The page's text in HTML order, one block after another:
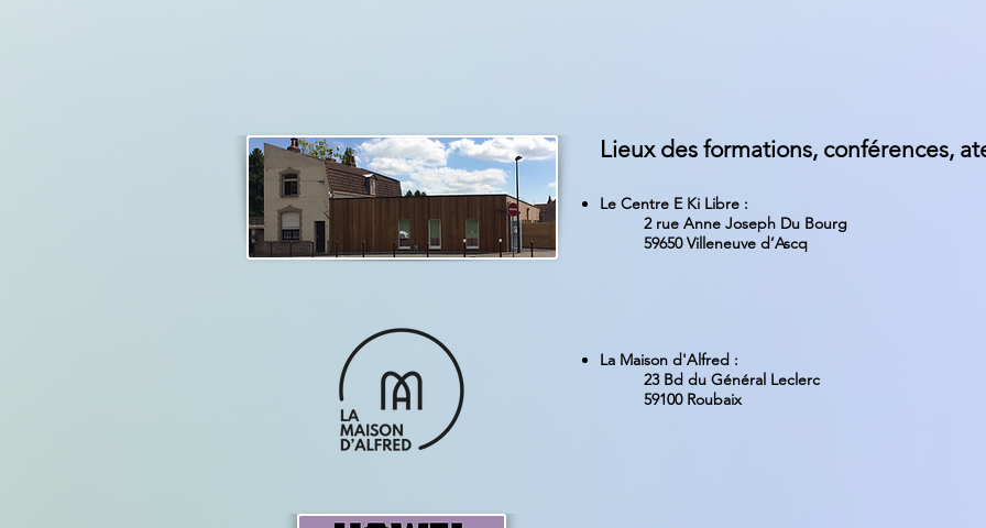
Lieux des formations, conférences,
Le Centre E Ki Libre :
2 rue Anne Joseph Du Bourg
59650 Villeneuve d’Ascq
La Maison d'Alfred :
23 Bd du Général Leclerc
59100 Roubaix